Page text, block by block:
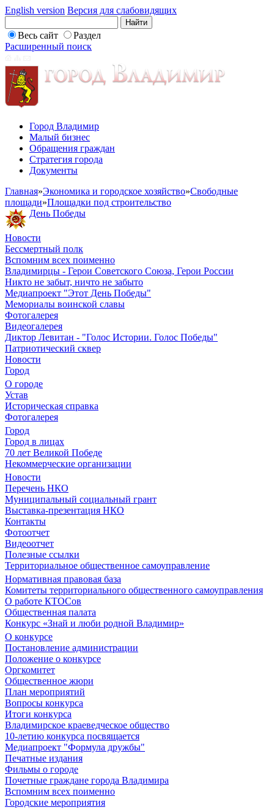
English version Версия для слабовидящих
Весь сайт
Раздел
Расширенный поиск
Город Владимир
Малый бизнес
Обращения граждан
Стратегия города
Документы
Главная»Экономика и городское хозяйство»Свободные
площади»Площадки под строительство
День Победы
Новости
Бессмертный полк
Вспомним всех поименно
Владимирцы - Герои Советского Союза, Герои России
Никто не забыт, ничто не забыто
Медиапроект "Этот День Победы"
Мемориалы воинской славы
Фотогалерея
Видеогалерея
Диктор Левитан - "Голос Истории. Голос Победы"
Патриотический сквер
Новости
Город
О городе
Устав
Историческая справка
Фотогалерея
Город
Город в лицах
70 лет Великой Победе
Некоммерческие организации
Новости
Перечень НКО
Муниципальный социальный грант
Выставка-презентация НКО
Контакты
Фотоотчет
Видеоотчет
Полезные ссылки
Территориальное общественное самоуправление
Нормативная правовая база
Комитеты территориального общественного самоуправления
О работе КТОСов
Общественная палата
Конкурс «Знай и люби родной Владимир»
О конкурсе
Постановление администрации
Положение о конкурсе
Оргкомитет
Общественное жюри
План мероприятий
Вопросы конкурса
Итоги конкурса
Владимирское краеведческое общество
10-летию конкурса посвящается
Медиапроект "Формула дружбы"
Печатные издания
Фильмы о городе
Почетные граждане города Владимира
Вспомним всех поименно
Городские мероприятия